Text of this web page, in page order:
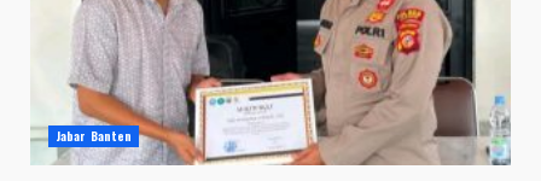
Jabar Banten